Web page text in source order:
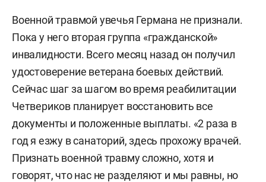
Военной травмой увечья Германа не признали.
Пока у него вторая группа «гражданской»
инвалидности. Всего месяц назад он получил
удостоверение ветерана боевых действий.
Сейчас шаг за шагом во время реабилитации
Четвериков планирует восстановить все
документы и положенные выплаты. «2 раза в
год я езжу в санаторий, здесь прохожу врачей.
Признать военной травму сложно, хотя и
говорят, что нас не разделяют и мы равны, но